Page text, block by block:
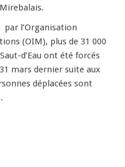
l’Organisation
(OIM), plus de 31 000
d’Eau ont été forcés
mars dernier suite aux
déplacées sont